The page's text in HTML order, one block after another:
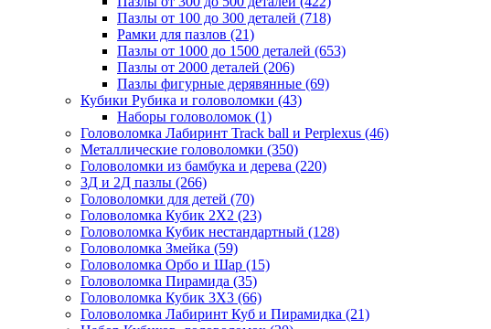
Пазлы от 100 до 300 деталей (718)
Рамки для пазлов (21)
Пазлы от 1000 до 1500 деталей (653)
Пазлы от 2000 деталей (206)
Пазлы фигурные дерявянные (69)
Кубики Рубика и головоломки (43)
Наборы головоломок (1)
Головоломка Лабиринт Track ball и Perplexus (46)
Металлические головоломки (350)
Головоломки из бамбука и дерева (220)
3Д и 2Д пазлы (266)
Головоломки для детей (70)
Головоломка Кубик 2Х2 (23)
Головоломка Кубик нестандартный (128)
Головоломка Змейка (59)
Головоломка Орбо и Шар (15)
Головоломка Пирамида (35)
Головоломка Кубик 3Х3 (66)
Головоломка Лабиринт Куб и Пирамидка (21)